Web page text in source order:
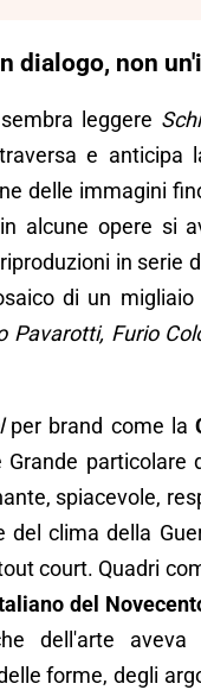
dialogo, non
leggere
e anticipa
delle immagini
alcune opere si
in serie
di un
Pavarotti, Furio
per brand come la
spiacevole,
del clima della
court. Quadri
del
dell'arte aveva
forme, degli